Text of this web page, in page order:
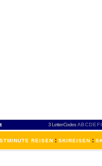
3 Letter-Codes ABCDEF
REISEN : SKIREISEN :